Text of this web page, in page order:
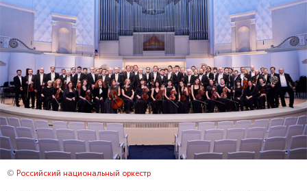
© Российский национальный оркестр